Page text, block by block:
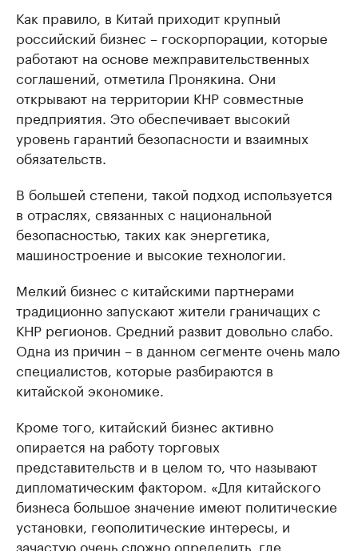
Как правило, в Китай приходит крупный
российский бизнес – госкорпорации, которые
работают на основе межправительственных
соглашений, отметила Пронякина. Они
открывают на территории КНР совместные
предприятия. Это обеспечивает высокий
уровень гарантий безопасности и взаимных
обязательств.
В большей степени, такой подход используется
в отраслях, связанных с национальной
безопасностью, таких как энергетика,
машиностроение и высокие технологии.
Мелкий бизнес с китайскими партнерами
традиционно запускают жители граничащих с
КНР регионов. Средний развит довольно слабо.
Одна из причин – в данном сегменте очень мало
специалистов, которые разбираются в
китайской экономике.
Кроме того, китайский бизнес активно
опирается на работу торговых
представительств и в целом то, что называют
дипломатическим фактором. «Для китайского
бизнеса большое значение имеют политические
установки, геополитические интересы, и
зачастую очень сложно определить, где